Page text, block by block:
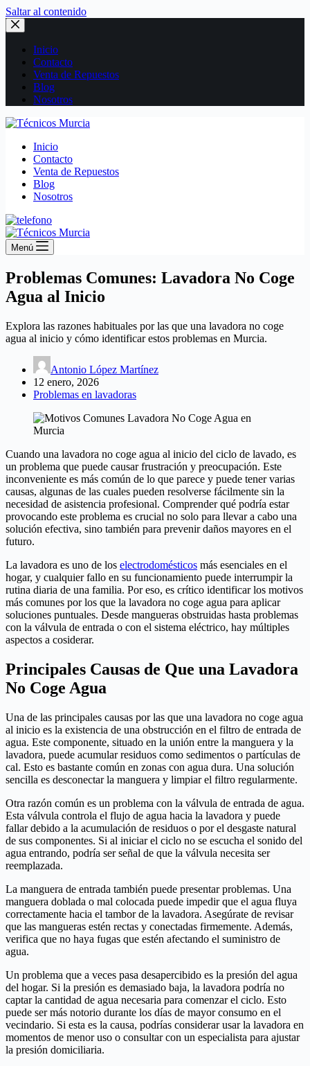
Saltar al contenido
Inicio
Contacto
Venta de Repuestos
Blog
Nosotros
Inicio
Contacto
Venta de Repuestos
Blog
Nosotros
Menú
Problemas Comunes: Lavadora No Coge
Agua al Inicio
Explora las razones habituales por las que una lavadora no coge
agua al inicio y cómo identificar estos problemas en Murcia.
Antonio López Martínez
12 enero, 2026
Problemas en lavadoras
Cuando una lavadora no coge agua al inicio del ciclo de lavado, es
un problema que puede causar frustración y preocupación. Este
inconveniente es más común de lo que parece y puede tener varias
causas, algunas de las cuales pueden resolverse fácilmente sin la
necesidad de asistencia profesional. Comprender qué podría estar
provocando este problema es crucial no solo para llevar a cabo una
solución efectiva, sino también para prevenir daños mayores en el
futuro.
La lavadora es uno de los electrodomésticos más esenciales en el
hogar, y cualquier fallo en su funcionamiento puede interrumpir la
rutina diaria de una familia. Por eso, es crítico identificar los motivos
más comunes por los que la lavadora no coge agua para aplicar
soluciones puntuales. Desde mangueras obstruidas hasta problemas
con la válvula de entrada o con el sistema eléctrico, hay múltiples
aspectos a cosiderar.
Principales Causas de Que una Lavadora
No Coge Agua
Una de las principales causas por las que una lavadora no coge agua
al inicio es la existencia de una obstrucción en el filtro de entrada de
agua. Este componente, situado en la unión entre la manguera y la
lavadora, puede acumular residuos como sedimentos o partículas de
cal. Esto es bastante común en zonas con agua dura. Una solución
sencilla es desconectar la manguera y limpiar el filtro regularmente.
Otra razón común es un problema con la válvula de entrada de agua.
Esta válvula controla el flujo de agua hacia la lavadora y puede
fallar debido a la acumulación de residuos o por el desgaste natural
de sus componentes. Si al iniciar el ciclo no se escucha el sonido del
agua entrando, podría ser señal de que la válvula necesita ser
reemplazada.
La manguera de entrada también puede presentar problemas. Una
manguera doblada o mal colocada puede impedir que el agua fluya
correctamente hacia el tambor de la lavadora. Asegúrate de revisar
que las mangueras estén rectas y conectadas firmemente. Además,
verifica que no haya fugas que estén afectando el suministro de
agua.
Un problema que a veces pasa desapercibido es la presión del agua
del hogar. Si la presión es demasiado baja, la lavadora podría no
captar la cantidad de agua necesaria para comenzar el ciclo. Esto
puede ser más notorio durante los días de mayor consumo en el
vecindario. Si esta es la causa, podrías considerar usar la lavadora en
momentos de menor uso o consultar con un especialista para ajustar
la presión domiciliaria.